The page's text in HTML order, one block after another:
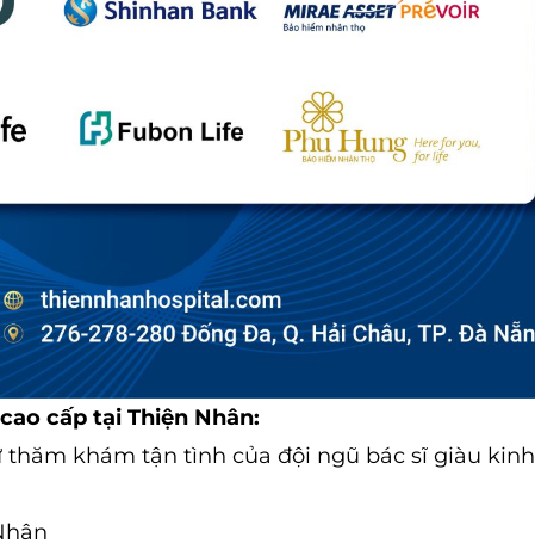
cấp tại Thiện Nhân:
khám tận tình của đội ngũ bác sĩ giàu kinh